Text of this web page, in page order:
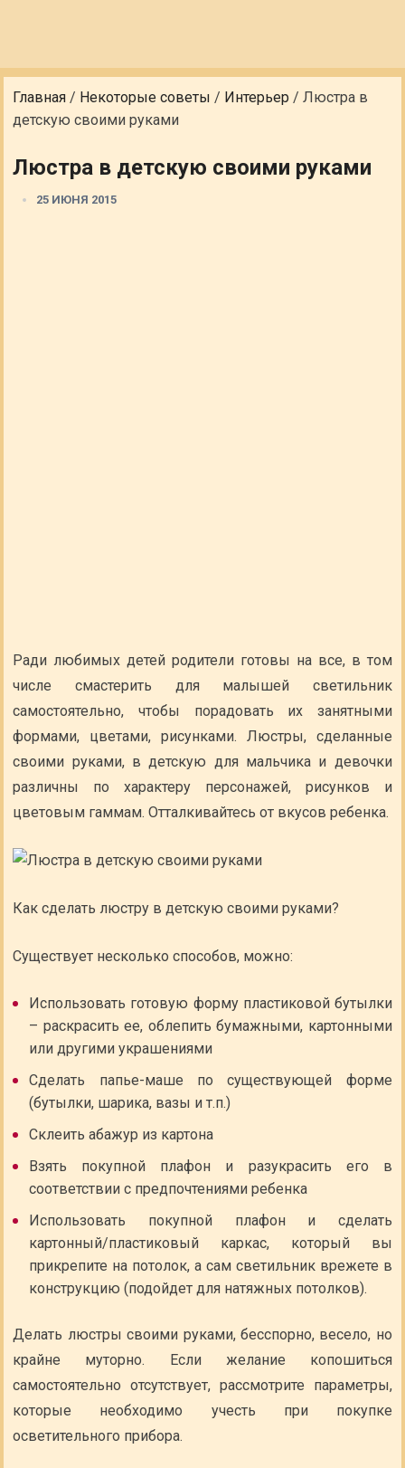
Главная / Некоторые советы / Интерьер /Люстра в
детскую своими руками
Люстра в детскую своими руками
25 ИЮНЯ 2015
Ради любимых детей родители готовы на все, в том
числе смастерить для малышей светильник
самостоятельно, чтобы порадовать их занятными
формами, цветами, рисунками. Люстры, сделанные
своими руками, в детскую для мальчика и девочки
различны по характеру персонажей, рисунков и
цветовым гаммам. Отталкивайтесь от вкусов ребенка.
Как сделать люстру в детскую своими руками?
Существует несколько способов, можно:
Использовать готовую форму пластиковой бутылки
– раскрасить ее, облепить бумажными, картонными
или другими украшениями
Сделать папье-маше по существующей форме
(бутылки, шарика, вазы и т.п.)
Склеить абажур из картона
Взять покупной плафон и разукрасить его в
соответствии с предпочтениями ребенка
Использовать покупной плафон и сделать
картонный/пластиковый каркас, который вы
прикрепите на потолок, а сам светильник врежете в
конструкцию (подойдет для натяжных потолков).
Делать люстры своими руками, бесспорно, весело, но
крайне муторно. Если желание копошиться
самостоятельно отсутствует, рассмотрите параметры,
которые необходимо учесть при покупке
осветительного прибора.